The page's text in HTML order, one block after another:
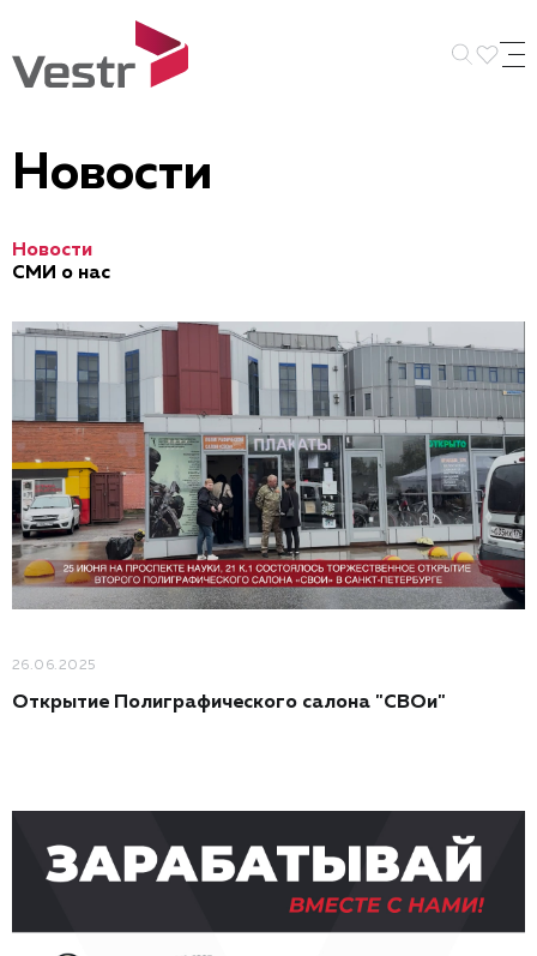
Искать
Новости
Новости
СМИ о нас
26.06.2025
Открытие Полиграфического салона "СВОи"